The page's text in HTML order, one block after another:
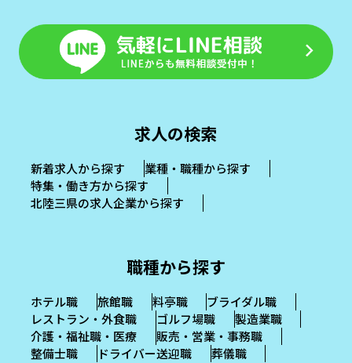
求人の検索
新着求人から探す
業種・職種から探す
特集・働き方から探す
北陸三県の求人企業から探す
職種から探す
ホテル職 旅館職 料亭職
ブライダル職
レストラン・外食職
ゴルフ場職
製造業職
介護・福祉職・医療
販売・営業・事務職
整備士職
ドライバー送迎職 葬儀職